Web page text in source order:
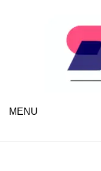
STYLE
MENU